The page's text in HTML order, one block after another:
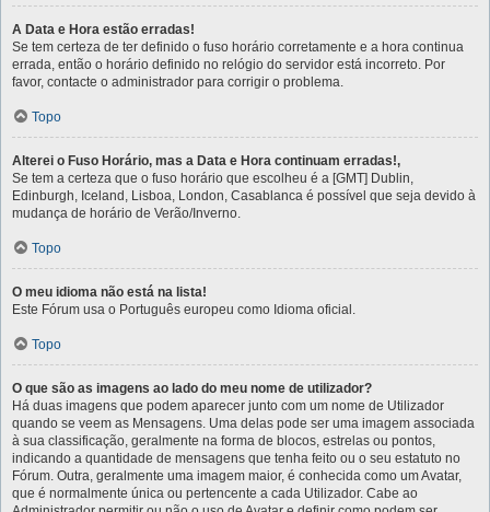
A Data e Hora estão erradas!
Se tem certeza de ter definido o fuso horário corretamente e a hora continua
errada, então o horário definido no relógio do servidor está incorreto. Por
favor, contacte o administrador para corrigir o problema.
Topo
Alterei o Fuso Horário, mas a Data e Hora continuam erradas!,
Se tem a certeza que o fuso horário que escolheu é a [GMT] Dublin,
Edinburgh, Iceland, Lisboa, London, Casablanca é possível que seja devido à
mudança de horário de Verão/Inverno.
Topo
O meu idioma não está na lista!
Este Fórum usa o Português europeu como Idioma oficial.
Topo
O que são as imagens ao lado do meu nome de utilizador?
Há duas imagens que podem aparecer junto com um nome de Utilizador
quando se veem as Mensagens. Uma delas pode ser uma imagem associada
à sua classificação, geralmente na forma de blocos, estrelas ou pontos,
indicando a quantidade de mensagens que tenha feito ou o seu estatuto no
Fórum. Outra, geralmente uma imagem maior, é conhecida como um Avatar,
que é normalmente única ou pertencente a cada Utilizador. Cabe ao